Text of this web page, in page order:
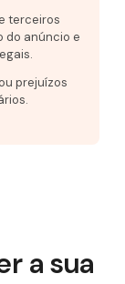
terceiros
do anúncio e
prejuízos
a sua